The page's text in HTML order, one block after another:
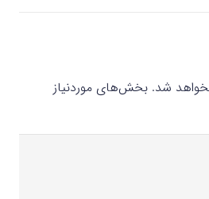
شد. بخش‌های موردنیاز